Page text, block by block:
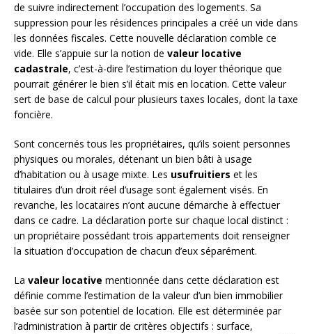
de suivre indirectement l’occupation des logements. Sa
suppression pour les résidences principales a créé un vide dans
les données fiscales. Cette nouvelle déclaration comble ce
vide. Elle s’appuie sur la notion de valeur locative
cadastrale, c’est-à-dire l’estimation du loyer théorique que
pourrait générer le bien s’il était mis en location. Cette valeur
sert de base de calcul pour plusieurs taxes locales, dont la taxe
foncière.
Sont concernés tous les propriétaires, qu’ils soient personnes
physiques ou morales, détenant un bien bâti à usage
d’habitation ou à usage mixte. Les usufruitiers et les
titulaires d’un droit réel d’usage sont également visés. En
revanche, les locataires n’ont aucune démarche à effectuer
dans ce cadre. La déclaration porte sur chaque local distinct :
un propriétaire possédant trois appartements doit renseigner
la situation d’occupation de chacun d’eux séparément.
La valeur locative mentionnée dans cette déclaration est
définie comme l’estimation de la valeur d’un bien immobilier
basée sur son potentiel de location. Elle est déterminée par
l’administration à partir de critères objectifs : surface,